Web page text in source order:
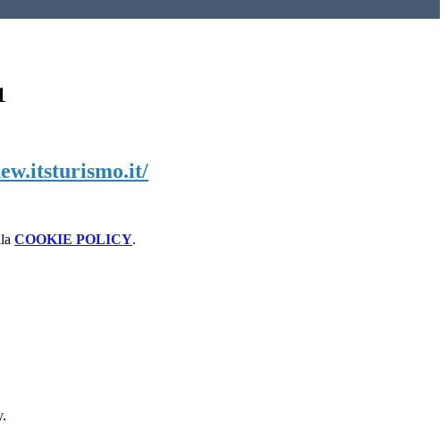
COOKIE POLICY.